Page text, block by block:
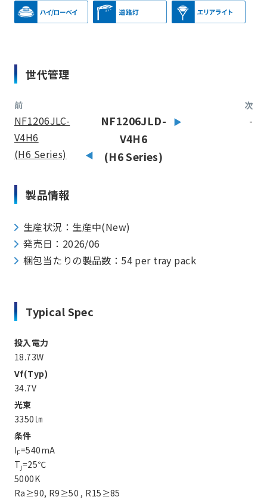
世代管理
前
NF1206JLC-
V4H6
(H6 Series)
NF1206JLD-
V4H6
(H6 Series)
次
-
製品情報
生産状況：生産中(New)
発売日：2026/06
梱包当たりの製品数：54 per tray pack
Typical Spec
投入電力
18.73W
Vf(Typ)
34.7V
光束
3350㏐
条件
IF=540mA
Tj=25℃
5000K
Ra≥90, R9≥50 , R15≥85